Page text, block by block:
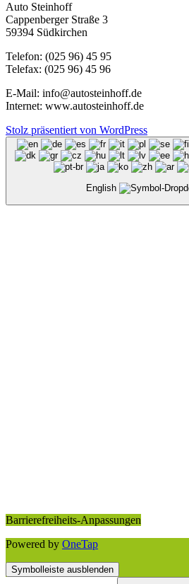
Auto Steinhoff
Cappenberger Straße 3
59394 Südkirchen
Telefon: (025 96) 45 95
Telefax: (025 96) 45 96
E-Mail: info@autosteinhoff.de
Internet: www.autosteinhoff.de
Stolz präsentiert von WordPress
English
Barrierefreiheits-Anpassungen
Powered by OneTap
Symbolleiste ausblenden